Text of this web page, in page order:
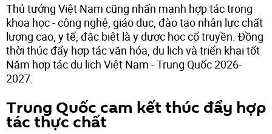
Thủ tướng Việt Nam cũng nhấn mạnh hợp tác trong
khoa học - công nghệ, giáo dục, đào tạo nhân lực chất
lượng cao, y tế, đặc biệt là y dược học cổ truyền. Đồng
thời thúc đẩy hợp tác văn hóa, du lịch và triển khai tốt
Năm hợp tác du lịch Việt Nam - Trung Quốc 2026-
2027.
Trung Quốc cam kết thúc đẩy hợp
tác thực chất